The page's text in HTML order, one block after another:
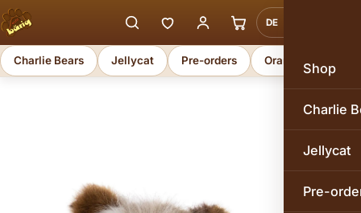
DE
Shop
Charlie
Jellycat
Pre-
Charlie Bears Jellycat Pre-orders Orange Toys